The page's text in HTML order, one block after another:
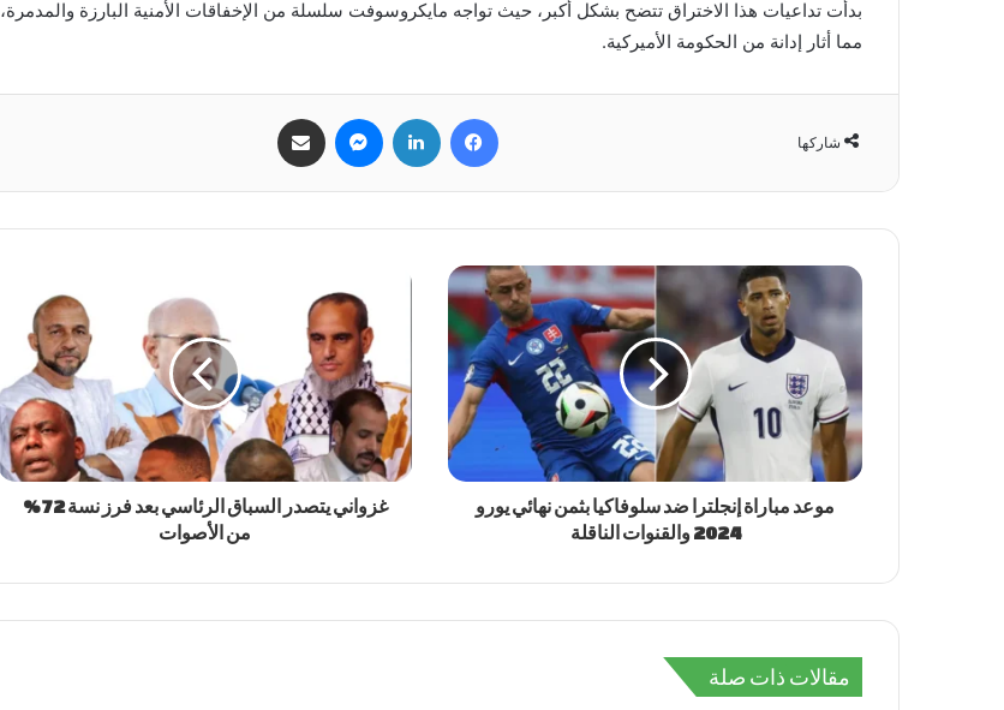
بدأت تداعيات هذا الاختراق تتضح بشكل أكبر، حيث تواجه مايكروسوفت سلسلة من الإخفاقات الأمنية البارزة والمدمرة،
مما أثار إدانة من الحكومة الأميركية.
شاركها
فيسبوك لينكدإن ماسنجر
موعد مباراة إنجلترا ضد سلوفاكيا بثمن نهائي يورو
2024 والقنوات الناقلة
غزواني يتصدر السباق الرئاسي بعد فرز نسة 72%
من الأصوات
مقالات ذات صلة